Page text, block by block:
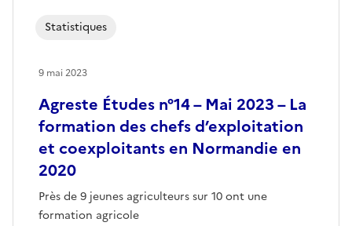
Agreste Études n°14 – Mai 2023 – La
formation des chefs d’exploitation
et coexploitants en Normandie en
2020
Près de 9 jeunes agriculteurs sur 10 ont une
formation agricole
Statistiques
9 mai 2023